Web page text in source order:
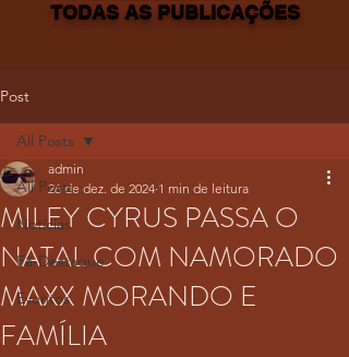
TODAS AS PUBLICAÇÕES
Post
All Posts
Notícias
Fã-Destaque
Eventos
All Posts
MILEY CYRUS PASSA O
NATAL COM NAMORADO
MAXX MORANDO E
FAMÍLIA
admin
26 de dez. de 2024 1 min de leitura